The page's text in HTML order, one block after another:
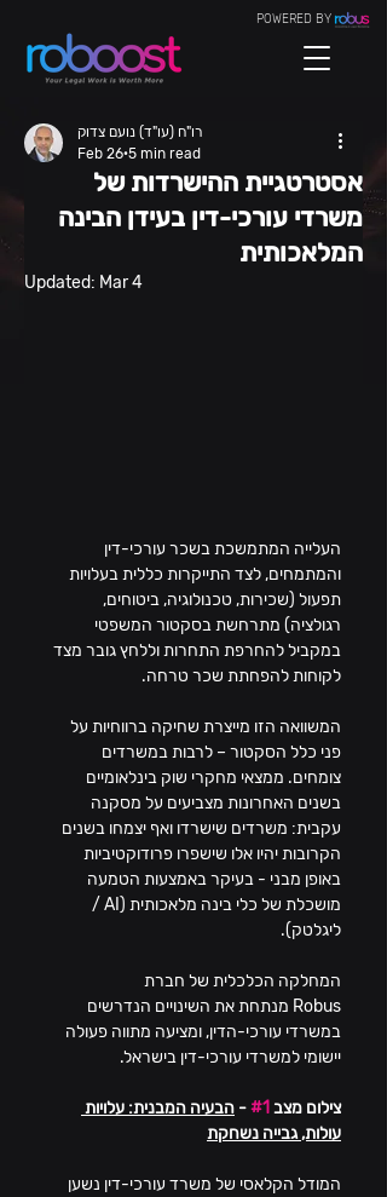
POWERED BY
אסטרטגיית ההישרדות של
משרדי עורכי-דין בעידן הבינה
המלאכותית
רו"ח (עו"ד) נועם צדוק
Feb 26 5 min read
Updated: Mar 4
העלייה המתמשכת בשכר עורכי-דין
והמתמחים, לצד התייקרות כללית בעלויות
תפעול (שכירות, טכנולוגיה, ביטוחים,
רגולציה) מתרחשת בסקטור המשפטי
במקביל להחרפת התחרות וללחץ גובר מצד
לקוחות להפחתת שכר טרחה.
המשוואה הזו מייצרת שחיקה ברווחיות על
פני כלל הסקטור – לרבות במשרדים
צומחים. ממצאי מחקרי שוק בינלאומיים
בשנים האחרונות מצביעים על מסקנה
עקבית: משרדים שישרדו ואף יצמחו בשנים
הקרובות יהיו אלו שישפרו פרודוקטיביות
באופן מבני - בעיקר באמצעות הטמעה
מושכלת של כלי בינה מלאכותית (AI /
ליגלטק).
המחלקה הכלכלית של חברת
Robus מנתחת את השינויים הנדרשים
במשרדי עורכי-הדין, ומציעה מתווה פעולה
יישומי למשרדי עורכי-דין בישראל.
צילום מצב #1
- הבעיה המבנית: עלויות
עולות, גבייה נשחקת
המודל הקלאסי של משרד עורכי-דין נשען